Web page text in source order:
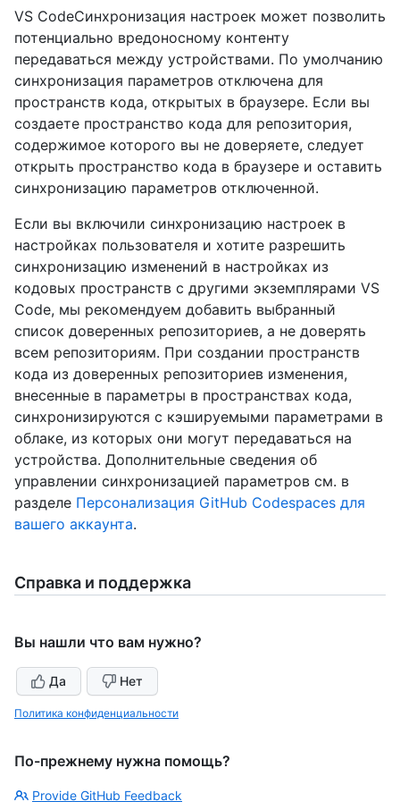
VS CodeСинхронизация настроек может позволить
потенциально вредоносному контенту
передаваться между устройствами. По умолчанию
синхронизация параметров отключена для
пространств кода, открытых в браузере. Если вы
создаете пространство кода для репозитория,
содержимое которого вы не доверяете, следует
открыть пространство кода в браузере и оставить
синхронизацию параметров отключенной.
Если вы включили синхронизацию настроек в
настройках пользователя и хотите разрешить
синхронизацию изменений в настройках из
кодовых пространств с другими экземплярами VS
Code, мы рекомендуем добавить выбранный
список доверенных репозиториев, а не доверять
всем репозиториям. При создании пространств
кода из доверенных репозиториев изменения,
внесенные в параметры в пространствах кода,
синхронизируются с кэшируемыми параметрами в
облаке, из которых они могут передаваться на
устройства. Дополнительные сведения об
управлении синхронизацией параметров см. в
разделе Персонализация GitHub Codespaces для
вашего аккаунта.
Справка и поддержка
Вы нашли что вам нужно?
Да Нет
Политика конфиденциальности
По-прежнему нужна помощь?
Provide GitHub Feedback